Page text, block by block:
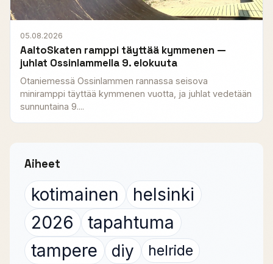
05.08.2026
AaltoSkaten ramppi täyttää kymmenen —
juhlat Ossinlammella 9. elokuuta
Otaniemessä Ossinlammen rannassa seisova
miniramppi täyttää kymmenen vuotta, ja juhlat vedetään
sunnuntaina 9....
Aiheet
kotimainen
helsinki
2026
tapahtuma
tampere
diy
helride